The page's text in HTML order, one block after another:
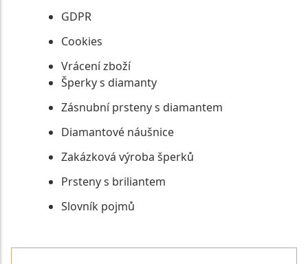
GDPR
Cookies
Vrácení zboží
Šperky s diamanty
Zásnubní prsteny s diamantem
Diamantové náušnice
Zakázková výroba šperků
Prsteny s briliantem
Slovník pojmů